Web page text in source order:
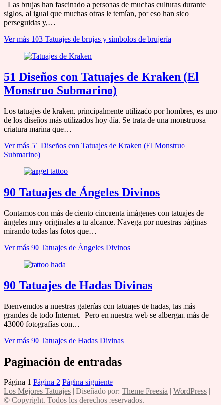
Las brujas han fascinado a personas de muchas culturas durante
siglos, al igual que muchas otras le temían, por eso han sido
perseguidas y,…
Ver más 103 Tatuajes de brujas y símbolos de brujería
51 Diseños con Tatuajes de Kraken (El
Monstruo Submarino)
Los tatuajes de kraken, principalmente utilizado por hombres, es uno
de los diseños más utilizados hoy día. Se trata de una monstruosa
criatura marina que…
Ver más 51 Diseños con Tatuajes de Kraken (El Monstruo
Submarino)
90 Tatuajes de Ángeles Divinos
Contamos con más de ciento cincuenta imágenes con tatuajes de
ángeles muy originales a tu alcance. Navega por nuestras páginas
mirando todas las fotos que…
Ver más 90 Tatuajes de Ángeles Divinos
90 Tatuajes de Hadas Divinas
Bienvenidos a nuestras galerías con tatuajes de hadas, las más
grandes de todo Internet. Pero en nuestra web se albergan más de
43000 fotografías con…
Ver más 90 Tatuajes de Hadas Divinas
Paginación de entradas
Página 1 Página 2 Página siguiente
Los Mejores Tatuajes | Diseñado por: Theme Freesia | WordPress |
© Copyright. Todos los derechos reservados.